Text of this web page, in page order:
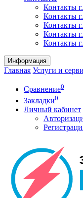
Контакты
Контакты
Контакты
Контакты
Контакты
Информация
Главная Услуги и
Сравнение0
Закладки0
Личный кабинет